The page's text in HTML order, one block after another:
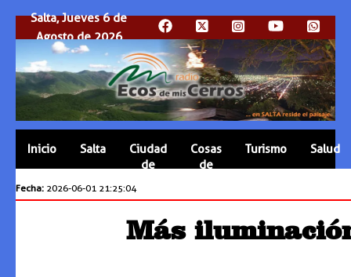
Salta, Jueves 6 de
Agosto de 2026
Inicio Salta
Ciudad
de
Cosas
de
Turismo Salud
Fecha: 2026-06-01 21:25:04
Más